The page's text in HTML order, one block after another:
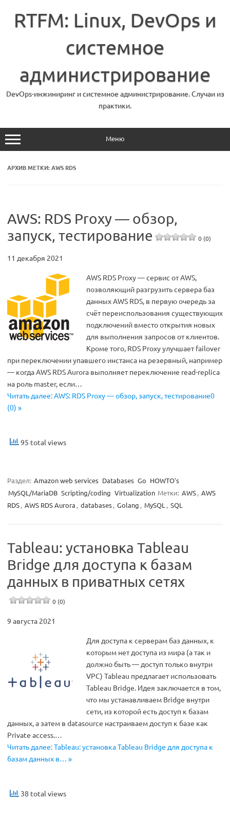
содержимому
RTFM: Linux, DevOps и
системное
администрирование
DevOps-инжиниринг и системное администрирование. Случаи из
практики.
Меню
АРХИВ МЕТКИ:AWS RDS
AWS: RDS Proxy — обзор,
запуск, тестирование
0 (0)
11 декабря 2021
AWS RDS Proxy — сервис от AWS,
позволяющий разгрузить сервера баз
данных AWS RDS, в первую очередь за
счёт переиспользования существующих
подключений вместо открытия новых
для выполнения запросов от клиентов.
Кроме того, RDS Proxy улучшает failover
при переключении упавшего инстанса на резервный, например
— когда AWS RDS Aurora выполняет переключение read-replica
на роль master, если…
Читать далее: AWS: RDS Proxy — обзор, запуск, тестирование0
(0) »
95 total views
Раздел: Amazon web services Databases Go HOWTO's
MySQL/MariaDB Scripting/coding Virtualization Метки: AWS, AWS
RDS, AWS RDS Aurora , databases, Golang , MySQL , SQL
Tableau: установка Tableau
Bridge для доступа к базам
данных в приватных сетях
0 (0)
9 августа 2021
Для доступа к серверам баз данных, к
которым нет доступа из мира (а так и
должно быть — доступ только внутри
VPC) Tableau предлагает использовать
Tableau Bridge. Идея заключается в том,
что мы устанавливаем Bridge внутри
сети, из которой есть доступ к базам
данных, а затем в datasource настраиваем доступ к базе как
Private access.…
Читать далее: Tableau: установка Tableau Bridge для доступа к
базам данных в… »
38 total views